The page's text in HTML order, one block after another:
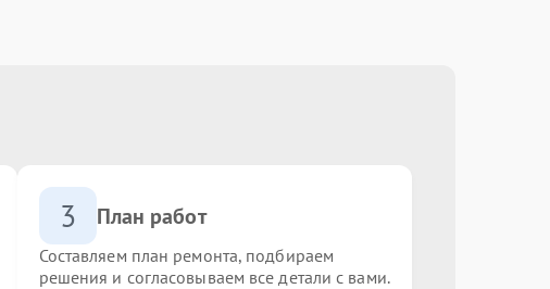
3 План работ
Составляем план ремонта, подбираем
решения и согласовываем все детали с вами.